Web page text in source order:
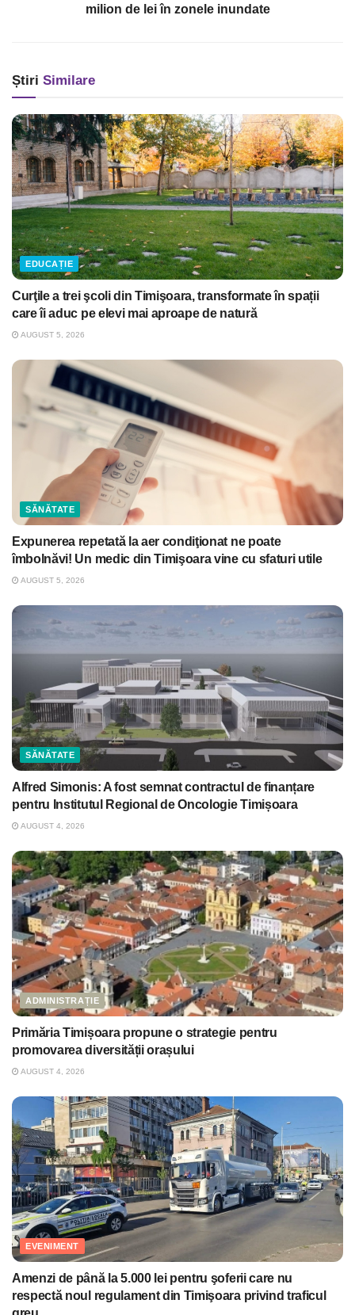
milion de lei în zonele inundate
Știri Similare
EDUCAȚIE
Curţile a trei şcoli din Timişoara, transformate în spații
care îi aduc pe elevi mai aproape de natură
AUGUST 5, 2026
SĂNĂTATE
Expunerea repetată la aer condiţionat ne poate
îmbolnăvi! Un medic din Timişoara vine cu sfaturi utile
AUGUST 5, 2026
SĂNĂTATE
Alfred Simonis: A fost semnat contractul de finanțare
pentru Institutul Regional de Oncologie Timișoara
AUGUST 4, 2026
ADMINISTRAȚIE
Primăria Timișoara propune o strategie pentru
promovarea diversității orașului
AUGUST 4, 2026
EVENIMENT
Amenzi de până la 5.000 lei pentru şoferii care nu
respectă noul regulament din Timişoara privind traficul